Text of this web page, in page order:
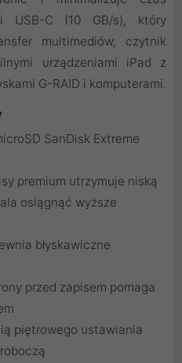
USB-C (10 GB/s), który
multimediów, czytnik
urządzeniami iPad z
G-RAID i komputerami.
SanDisk Extreme
premium utrzymuje niską
osiągnąć wyższe
błyskawiczne
przed zapisem pomaga
piętrowego ustawiania